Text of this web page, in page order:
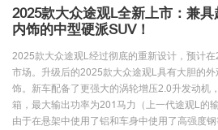
2025款大众途观L全新上市：兼
内饰的中型硬派SUV！
2025款大众途观L经过彻底的重新设计，预计
市场。升级后的2025款大众途观L具有大胆的
饰。新车配备了更强大的涡轮增压2.0升发动机
箱，最大输出功率为201马力（上一代途观L的
由于在悬架中使用了铝和车身中使用了高强度